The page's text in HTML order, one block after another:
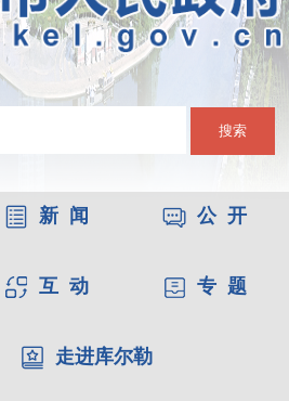
搜索
新 闻 公 开
互 动 专 题
走进库尔勒